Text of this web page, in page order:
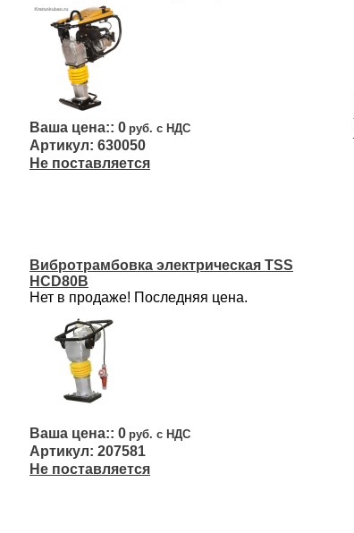
0
630050
Не поставляется
Вибротрамбовка электрическая TSS
HCD80B
Нет в продаже! Последняя цена.
0
207581
Не поставляется